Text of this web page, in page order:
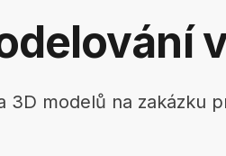
3D modelů na zakázku